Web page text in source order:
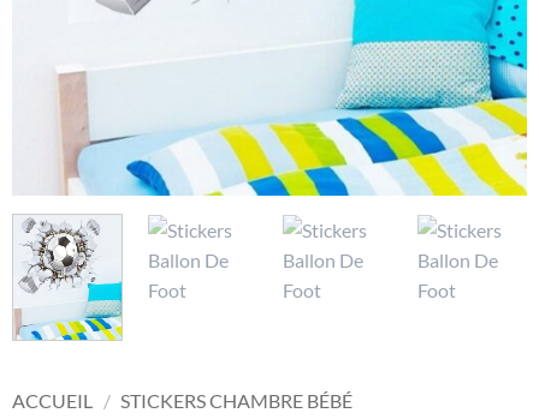
ACCUEIL / STICKERS CHAMBRE BÉBÉ